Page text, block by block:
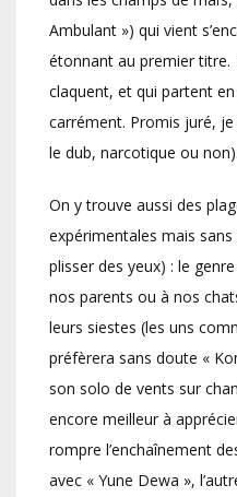
Ambulant ») qui vient
étonnant au premier
claquent, et qui partent
carrément. Promis juré,
le dub, narcotique ou non).
On y trouve aussi des
expérimentales mais
plisser des yeux) : le
nos parents ou à nos
leurs siestes (les uns
préfèrera sans doute «
son solo de vents sur
encore meilleur à
rompre l’enchaînement
avec « Yune Dewa »,